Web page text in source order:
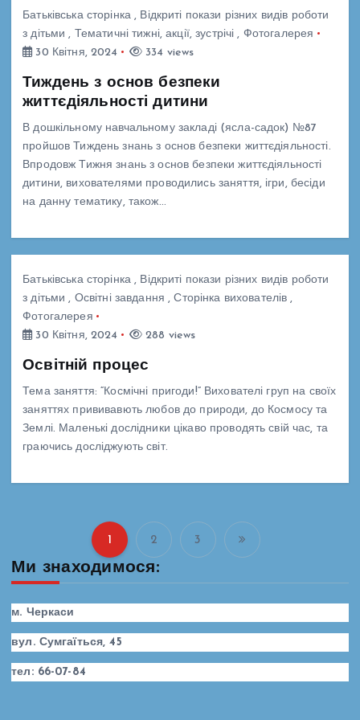
Батьківська сторінка, Відкриті покази різних видів роботи
з дітьми , Тематичні тижні, акції, зустрічі , Фотогалерея
30 Квітня, 2024
334 views
Тиждень з основ безпеки
життєдіяльності дитини
В дошкільному навчальному закладі (ясла-садок) №87
пройшов Тиждень знань з основ безпеки життєдіяльності.
Впродовж Тижня знань з основ безпеки життєдіяльності
дитини, вихователями проводились заняття, ігри, бесіди
на данну тематику, також…
Батьківська сторінка, Відкриті покази різних видів роботи
з дітьми , Освітні завдання ,Сторінка вихователів ,
Фотогалерея
30 Квітня, 2024
288 views
Освітній процес
Тема заняття: “Космічні пригоди!” Вихователі груп на своїх
заняттях прививавють любов до природи, до Космосу та
Землі. Маленькі дослідники цікаво проводять свій час, та
граючись досліджують світ.
П
а
г
і
1 2 3
Ми знаходимося:
м. Черкаси
вул. Сумгаїться, 45
тел: 66-07-84